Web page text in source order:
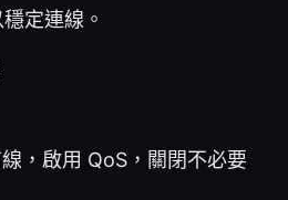
定連線。
，啟用 QoS，關閉不必要